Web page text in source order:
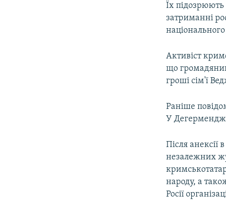
Їх
затриманні
Активіст
що
гроші сім'ї
Раніше
У
Після анексії
незалежних
народу, а
Росії